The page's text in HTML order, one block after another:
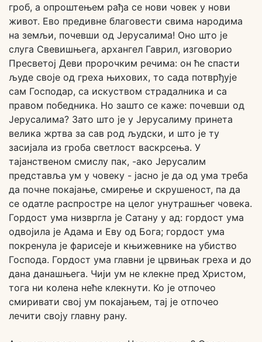
гроб, а опроштењем рађа се нови човек у нови
живот. Ево предивне благовести свима народима
на земљи, почевши од Јерусалима! Оно што је
слуга Свевишњега, архангел Гаврил, изговорио
Пресветој Деви пророчким речима: он ће спасти
људе своје од греха њихових, то сада потврђује
сам Господар, са искуством страдалника и са
правом победника. Но зашто се каже: почевши од
Јерусалима? Зато што је у Јерусалиму принета
велика жртва за сав род људски, и што је ту
засијала из гроба светлост васкрсења. У
тајанственом смислу пак, -ако Јерусалим
представља ум у чoвеку - јасно је да од ума треба
да почне покајање, смирење и скрушеност, па да
се одатле распростре на целог унутрaшњег човека.
Гордост ума низвргла је Сатану у ад: гордост ума
одвојила је Адама и Еву од Бога; гордост ума
покренула је фарисеје и књижевнике на убиство
Господа. Гордост ума главни је црвињак греха и до
дана данашњега. Чији ум не клекне пред Христом,
тога ни колена неће клекнути. Ко је отпочео
смиривати свој ум покајањем, тај је отпочео
лечити своју главну рану.